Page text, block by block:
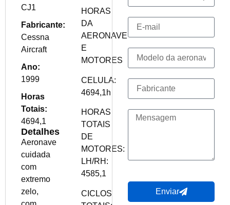
CJ1
Fabricante:
Cessna
Aircraft
Ano:
1999
Horas
Totais:
4694,1
Detalhes
Aeronave
cuidada
com
extremo
zelo,
HORAS
DA
AERONAVE
E
MOTORES
CELULA:
4694,1h
HORAS
TOTAIS
DE
MOTORES:
LH/RH:
4585,1
CICLOS
Enviar